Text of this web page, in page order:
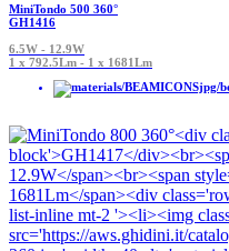
MiniTondo 500 360°
GH1416
6.5W - 12.9W
1 x 792.5Lm - 1 x 1681Lm